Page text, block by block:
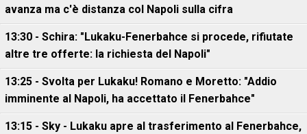
avanza ma c'è distanza col Napoli sulla cifra
13:30 - Schira: "Lukaku-Fenerbahce si procede, rifiutate
altre tre offerte: la richiesta del Napoli"
13:25 - Svolta per Lukaku! Romano e Moretto: "Addio
imminente al Napoli, ha accettato il Fenerbahce"
13:15 - Sky - Lukaku apre al trasferimento al Fenerbahce,